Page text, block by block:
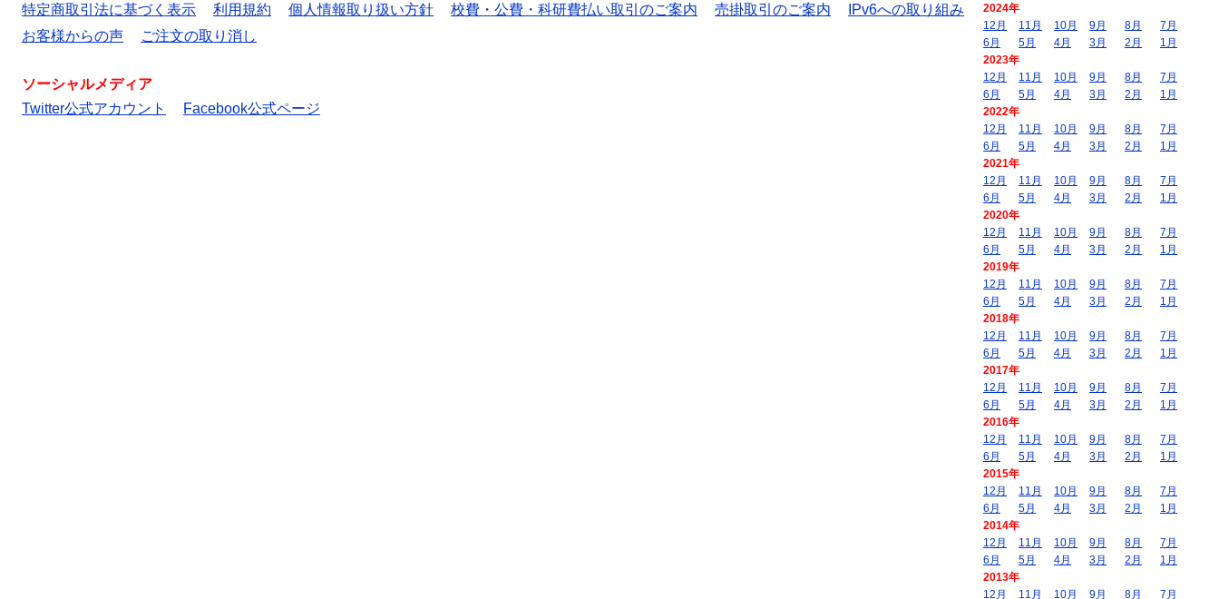
特定商取引法に基づく表示
利用規約 個人情報取り扱い方針 校費・公費・科研費払い取引のご案内 売掛取引のご案内
IPv6への取り組み
お客様からの声
ご注文の取り消し
ソーシャルメディア
Twitter公式アカウント
Facebook公式ページ
2024年
12月
11月 10月 9月 8月
7月
6月
5月 4月 3月 2月
1月
2023年
12月
11月 10月 9月 8月
7月
6月
5月 4月 3月 2月
1月
2022年
12月
11月 10月 9月 8月
7月
6月
5月 4月 3月 2月
1月
2021年
12月
11月 10月 9月 8月
7月
6月
5月 4月 3月 2月
1月
2020年
12月
11月 10月 9月 8月
7月
6月
5月 4月 3月 2月
1月
2019年
12月
11月 10月 9月 8月
7月
6月
5月 4月 3月 2月
1月
2018年
12月
11月 10月 9月 8月
7月
6月
5月 4月 3月 2月
1月
2017年
12月
11月 10月 9月 8月
7月
6月
5月 4月 3月 2月
1月
2016年
12月
11月 10月 9月 8月
7月
6月
5月 4月 3月 2月
1月
2015年
12月
11月 10月 9月 8月
7月
6月
5月 4月 3月 2月
1月
2014年
12月
11月 10月 9月 8月
7月
6月
5月 4月 3月 2月
1月
2013年
12月
11月 10月 9月 8月 7月